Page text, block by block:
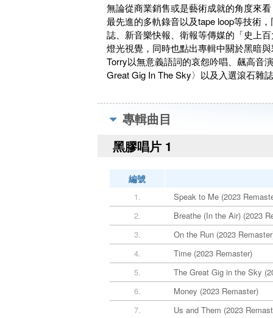
無論從商業銷售或是藝術成就的角度來
最先進的多軌錄音以及tape loop等技術
誌、新音樂快報、衛報等傳媒的「史上
燈光視覺，同時也點出專輯中關於黑暗
Torry以無意義語詞的哀怨吟唱、飆高音
Great Gig In The Sky〉以及入選滾石雜
專輯曲目
黑膠唱片 1
編號
1.
Speak to Me (2023
2.
Breathe (In the Air) (2023
3.
On the Run (2023
4.
Time (2023 Remaster)
5.
The Great Gig in the Sky
6.
Money (2023 Remaster)
7.
Us and Them (2023